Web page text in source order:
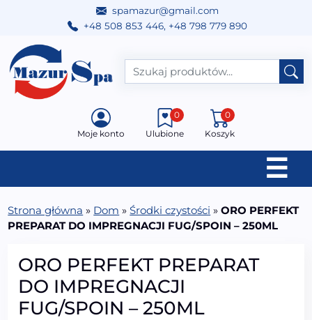
spamazur@gmail.com
+48 508 853 446, +48 798 779 890
Przejdź do treści
Main Navigation
Moje konto Ulubione
0
Koszyk
0
☰
Strona główna » Dom »Środki czystości »ORO PERFEKT
PREPARAT DO IMPREGNACJI FUG/SPOIN – 250ML
ORO PERFEKT PREPARAT
DO IMPREGNACJI
FUG/SPOIN – 250ML